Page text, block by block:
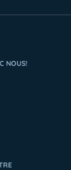
NOUS!